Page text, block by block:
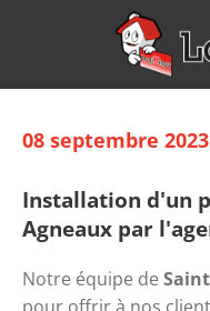
08 septembre 2023
Installation d'un
Agneaux par
Notre équipe de